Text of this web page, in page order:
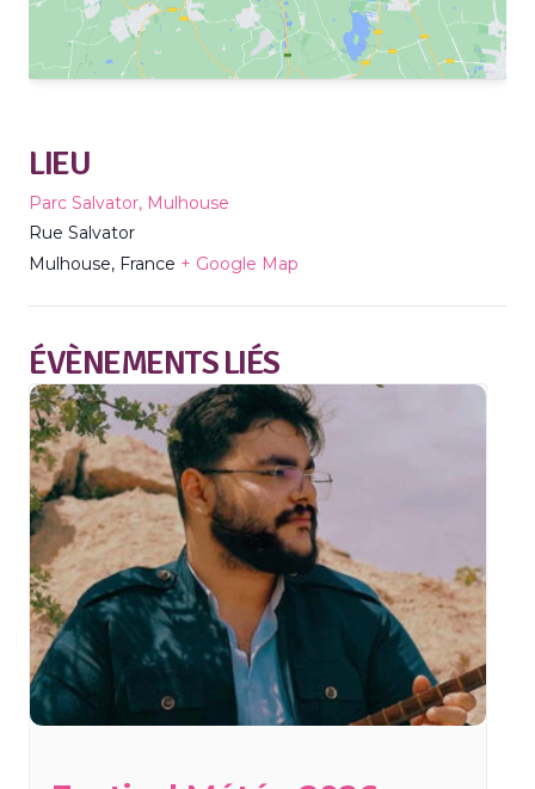
LIEU
Parc Salvator, Mulhouse
Rue Salvator
Mulhouse, France + Google Map
ÉVÈNEMENTS LIÉS